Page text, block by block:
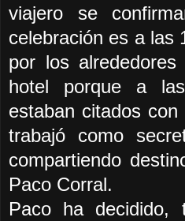
viajero se
celebración es a las
por los
hotel porque a
estaban citados
trabajó como
compartiendo
Paco Corral.
Paco ha decidido,